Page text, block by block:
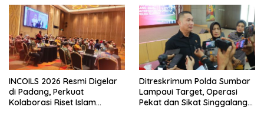
INCOILS 2026 Resmi Digelar
di Padang, Perkuat
Kolaborasi Riset Islam
Ditreskrimum Polda Sumbar
Lampaui Target, Operasi
Pekat dan Sikat Singgalang